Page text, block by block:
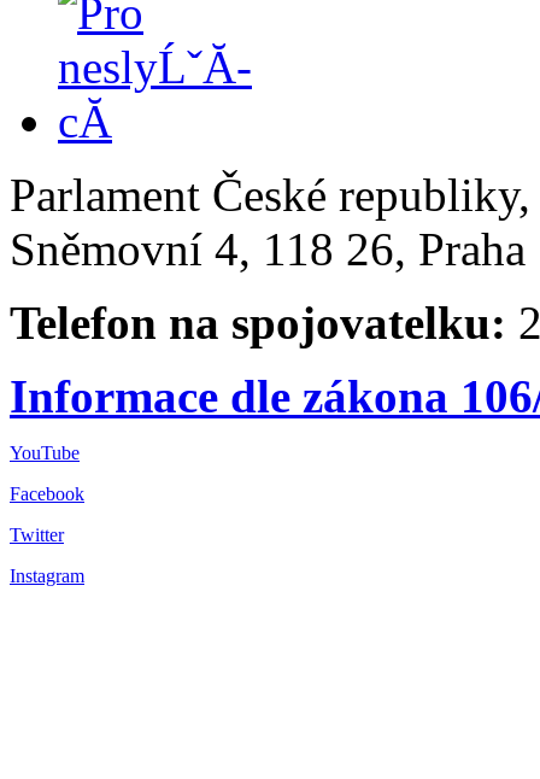
Parlament České
Sněmovní 4, 118 26,
Telefon na spojovatelku:
Informace dle zákona
YouTube
Facebook
Twitter
Instagram